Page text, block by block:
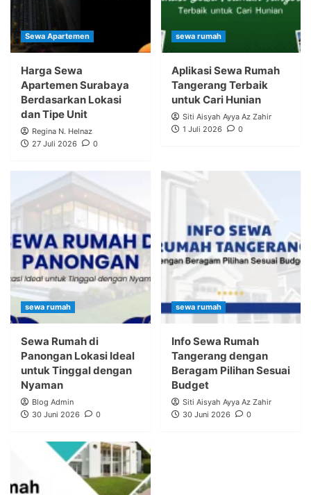
Sewa Apartemen
Harga Sewa
Apartemen Surabaya
Berdasarkan Lokasi
dan Tipe Unit
Regina N. Helnaz
27 Juli 2026
0
sewa rumah
Aplikasi Sewa Rumah
Tangerang Terbaik
untuk Cari Hunian
Siti Aisyah Ayya Az Zahir
1 Juli 2026
0
sewa rumah
Sewa Rumah di
Panongan Lokasi Ideal
untuk Tinggal dengan
Nyaman
Blog Admin
30 Juni 2026
0
sewa rumah
Info Sewa Rumah
Tangerang dengan
Beragam Pilihan Sesuai
Budget
Siti Aisyah Ayya Az Zahir
30 Juni 2026
0